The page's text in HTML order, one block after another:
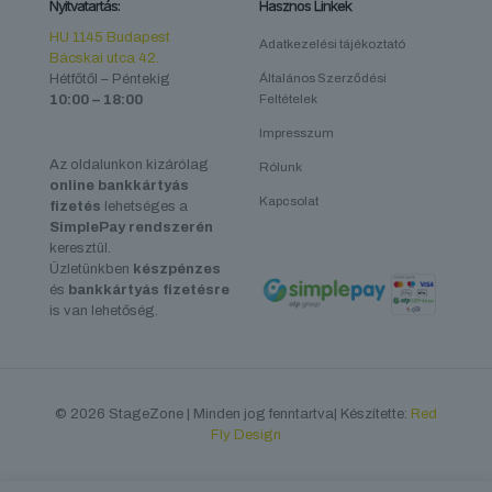
Nyitvatartás:
HU 1145 Budapest
Bácskai utca 42.
Hétfőtől – Péntekig
10:00 – 18:00
Az oldalunkon kizárólag
online bankkártyás
fizetés lehetséges a
SimplePay rendszerén
keresztül.
Üzletünkben készpénzes
és bankkártyás fizetésre
is van lehetőség.
Hasznos Linkek
Adatkezelési tájékoztató
Általános Szerződési
Feltételek
Impresszum
Rólunk
Kapcsolat
© 2026 StageZone | Minden jog fenntartva| Készítette: Red
Fly Design